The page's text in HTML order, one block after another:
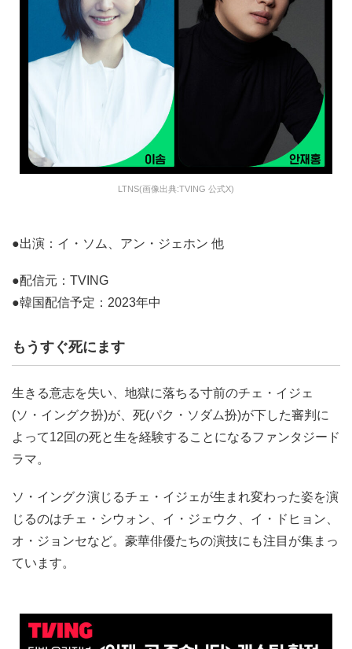
LTNS(画像出典:TVING 公式X)
●出演：イ・ソム、アン・ジェホン 他
●配信元：TVING
●韓国配信予定：2023年中
もうすぐ死にます
生きる意志を失い、地獄に落ちる寸前のチェ・イジェ
(ソ・イングク扮)が、死(パク・ソダム扮)が下した審判に
よって12回の死と生を経験することになるファンタジード
ラマ。
ソ・イングク演じるチェ・イジェが生まれ変わった姿を演
じるのはチェ・シウォン、イ・ジェウク、イ・ドヒョン、
オ・ジョンセなど。豪華俳優たちの演技にも注目が集まっ
ています。